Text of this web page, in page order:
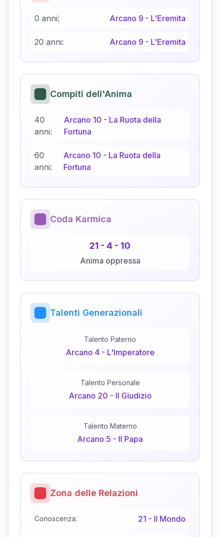
0 anni: Arcano 9 - L'Eremita
20 anni: Arcano 9 - L'Eremita
Compiti dell'Anima
40
anni:
Arcano 10 - La Ruota della
Fortuna
60
anni:
Arcano 10 - La Ruota della
Fortuna
Coda Karmica
21 - 4 - 10
Anima oppressa
Talenti Generazionali
Talento Paterno
Arcano 4 - L'Imperatore
Talento Personale
Arcano 20 - Il Giudizio
Talento Materno
Arcano 5 - Il Papa
Zona delle Relazioni
Conoscenza: 21 - Il Mondo